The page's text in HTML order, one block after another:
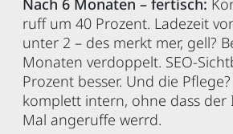
ruff um 40 Prozent. Ladezeit
unter 2 – des merkt mer, gell?
Monaten verdoppelt. SEO-
Prozent besser. Und die
komplett intern, ohne dass der
Mal angeruffe werrd.